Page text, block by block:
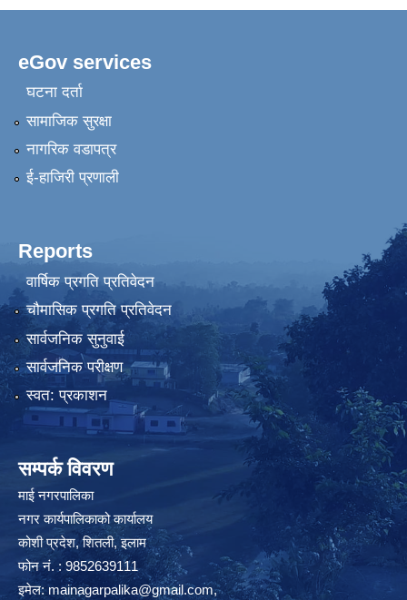
eGov services
घटना दर्ता
सामाजिक सुरक्षा
नागरिक वडापत्र
ई-हाजिरी प्रणाली
Reports
वार्षिक प्रगति प्रतिवेदन
चौमासिक प्रगति प्रतिवेदन
सार्वजनिक सुनुवाई
सार्वजनिक परीक्षण
स्वत: प्रकाशन
सम्पर्क विवरण
माई नगरपालिका
नगर कार्यपालिकाको कार्यालय
कोशी प्रदेश, शितली, इलाम
फोन नं. : 9852639111
इमेल:mainagarpalika@gmail.com,